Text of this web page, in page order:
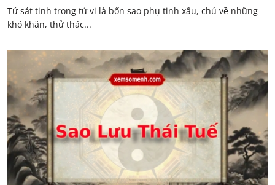
Tứ sát tinh trong tử vi là bốn sao phụ tinh xấu, chủ về những
khó khăn, thử thác...